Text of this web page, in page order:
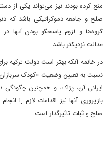
منع کرده بودند نیز می‌تواند یکی از
صلح و جامعه دموکراتیکی باشد که
گروه‌ها و لزوم پاسخگو بودن آنها در
عدالت نزدیکتر باشد.
در خاتمه آنکه بهتر است دولت ترکیه
نسبت به تعیین وضعیت «کودک
ایرانی آن، پژاک، و همچنین
بازپروری آنها نیز اقدامات لازم را
صلح و ثبات تاثیرگذار است.